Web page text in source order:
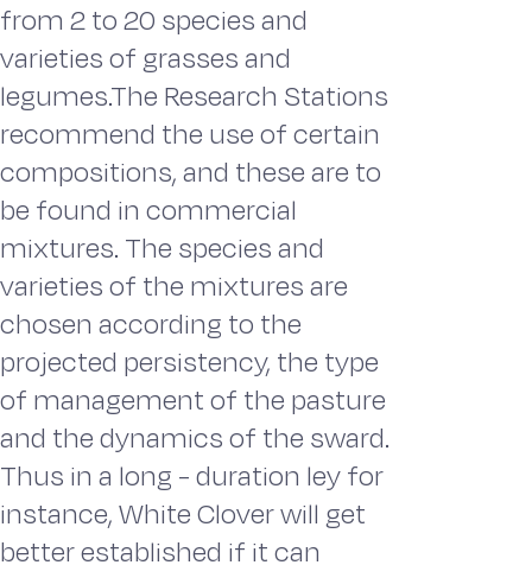
from 2 to 20 species and
varieties of grasses and
legumes.The Research Stations
recommend the use of certain
compositions, and these are to
be found in commercial
mixtures. The species and
varieties of the mixtures are
chosen according to the
projected persistency, the type
of management of the pasture
and the dynamics of the sward.
Thus in a long - duration ley for
instance, White Clover will get
better established if it can